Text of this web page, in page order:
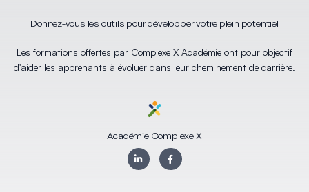
Donnez-vous les outils pour développer votre plein potentiel
Les formations offertes par Complexe X Académie ont pour objectif
d'aider les apprenants à évoluer dans leur cheminement de carrière.
Académie Complexe X
L
i
n
F
a
c